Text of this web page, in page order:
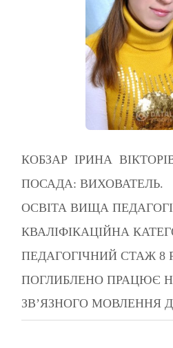
КОБЗАР ІРИНА
ПОСАДА: ВИХОВАТЕЛЬ.
ОСВІТА ВИЩА
КВАЛІФІКАЦІЙНА
ПЕДАГОГІЧНИЙ СТАЖ 8
ПОГЛИБЛЕНО ПРАЦЮЄ
ЗВ’ЯЗНОГО МОВЛЕННЯ